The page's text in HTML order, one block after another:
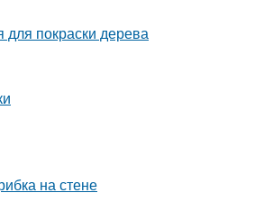
для покраски дерева
на стене